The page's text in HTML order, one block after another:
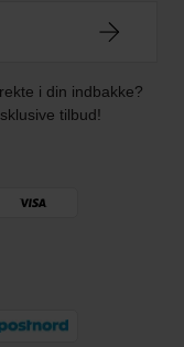
i din indbakke?
tilbud!